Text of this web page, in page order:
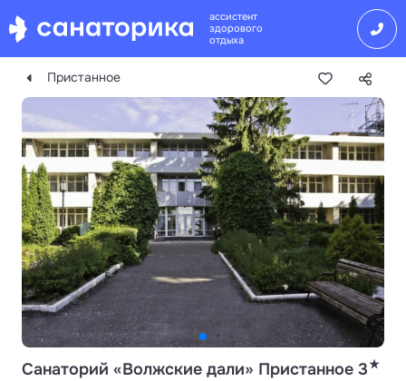
ассистент
здорового
отдыха
Пристанное
Санаторий «Волжские дали» Пристанное 3★